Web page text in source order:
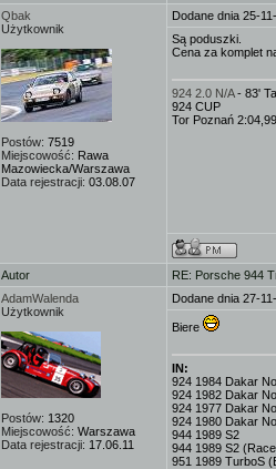
Qbak
Użytkownik
Postów: 7519
Miejscowość: Rawa
Mazowiecka/Warszawa
Data rejestracji: 03.08.07
Dodane dnia 25-
Są poduszki.
Cena za komplet
924 2.0 N/A- 83'
924 CUP
Tor Poznań
Autor
RE: Porsche 944
AdamWalenda
Użytkownik
Postów: 1320
Miejscowość: Warszawa
Data rejestracji: 17.06.11
Dodane dnia 27-
Biere
IN:
924 1984 Dakar
924 1982 Dakar
924 1977 Dakar
924 1980 Dakar
944 1989 S2
944 1989 S2
951 1989 TurboS